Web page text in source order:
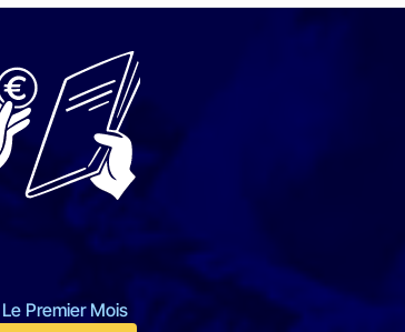
Premier Mois